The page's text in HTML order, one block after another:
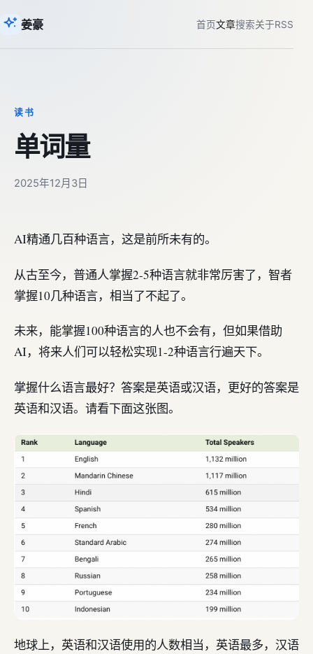
姜豪 首页文章搜索关于RSS
读书
单词量
2025年12月3日
AI精通几百种语言，这是前所未有的。
从古至今，普通人掌握2-5种语言就非常厉害了，智者
掌握10几种语言，相当了不起了。
未来，能掌握100种语言的人也不会有，但如果借助
AI，将来人们可以轻松实现1-2种语言行遍天下。
掌握什么语言最好？答案是英语或汉语，更好的答案是
英语和汉语。请看下面这张图。
地球上，英语和汉语使用的人数相当，英语最多，汉语